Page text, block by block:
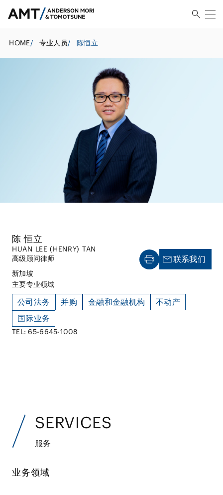
HOME/ 专业人员/ 陈恒立
陈 恒立
HUAN LEE (HENRY) TAN
高级顾问律师
新加坡
主要专业领域
公司法务 并购 金融和金融机构
不动产
国际业务
TEL: 65-6645-1008
联系我们
SERVICES
服务
业务领域